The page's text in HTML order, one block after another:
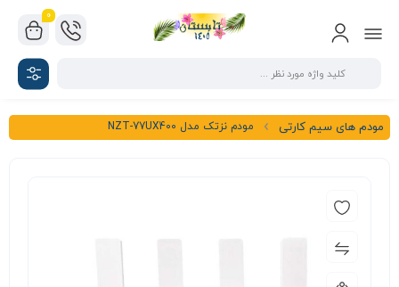
0
مودم های سیم کارتی مودم نزتک مدل NZT-77UX400